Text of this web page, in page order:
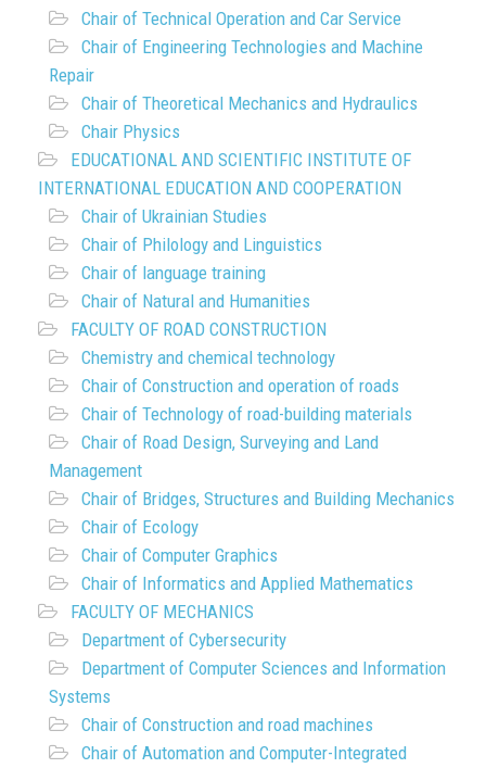
Chair of Technical Operation and Car Service
Chair of Engineering Technologies and Machine
Repair
Chair of Theoretical Mechanics and Hydraulics
Chair Physics
EDUCATIONAL AND SCIENTIFIC INSTITUTE OF
INTERNATIONAL EDUCATION AND COOPERATION
Chair of Ukrainian Studies
Chair of Philology and Linguistics
Chair of language training
Chair of Natural and Humanities
FACULTY OF ROAD CONSTRUCTION
Chemistry and chemical technology
Chair of Construction and operation of roads
Chair of Technology of road-building materials
Chair of Road Design, Surveying and Land
Management
Chair of Bridges, Structures and Building Mechanics
Chair of Ecology
Chair of Computer Graphics
Chair of Informatics and Applied Mathematics
FACULTY OF MECHANICS
Department of Cybersecurity
Department of Computer Sciences and Information
Systems
Chair of Construction and road machines
Chair of Automation and Computer-Integrated